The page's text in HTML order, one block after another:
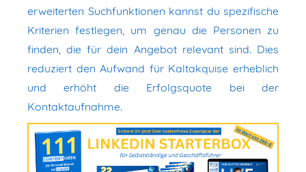
erweiterten Suchfunktionen kannst du spezifische
Kriterien festlegen, um genau die Personen zu
finden, die für dein Angebot relevant sind. Dies
reduziert den Aufwand für Kaltakquise erheblich
und erhöht die Erfolgsquote bei der
Kontaktaufnahme.